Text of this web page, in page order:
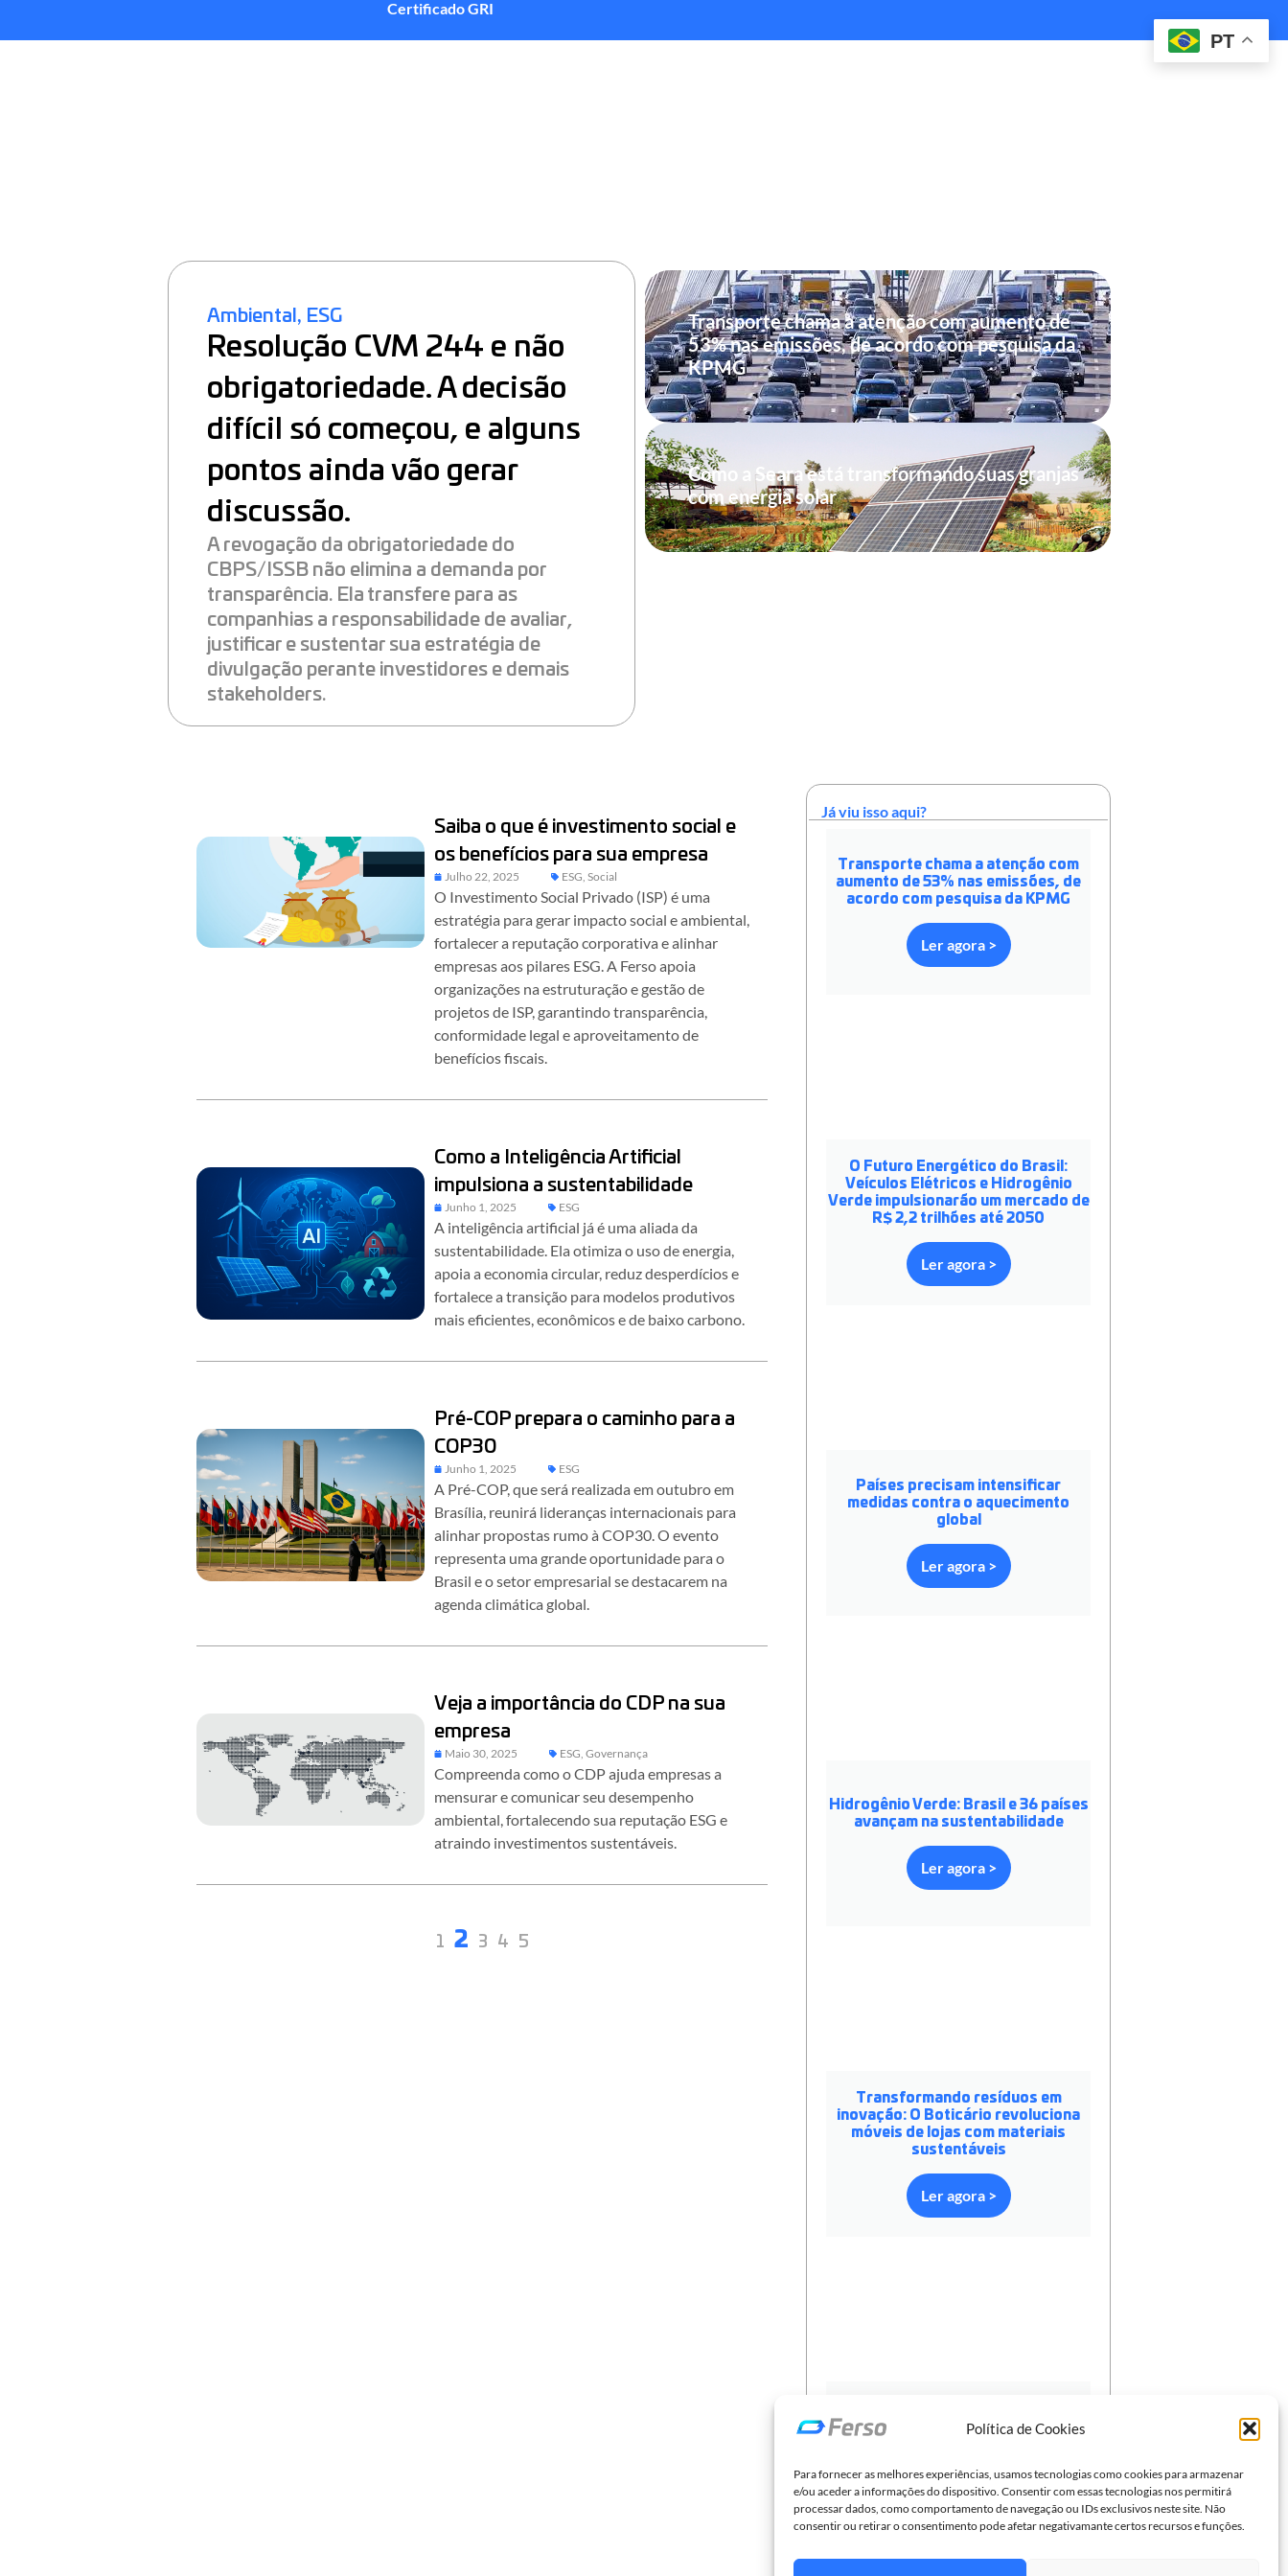
Política de Cookies
Para fornecer as melhores experiências, usamos tecnologias como cookies para armazenar
e/ou aceder a informações do dispositivo. Consentir com essas tecnologias nos permitirá
processar dados, como comportamento de navegação ou IDs exclusivos neste site. Não
consentir ou retirar o consentimento pode afetar negativamante certos recursos e funções.
Certificado GRI
Ambiental , ESG
Resolução CVM 244 e não
obrigatoriedade. A decisão
difícil só começou, e alguns
pontos ainda vão gerar
discussão.
A revogação da obrigatoriedade do
CBPS/ISSB não elimina a demanda por
transparência. Ela transfere para as
companhias a responsabilidade de avaliar,
justificar e sustentar sua estratégia de
divulgação perante investidores e demais
stakeholders.
Transporte chama a atenção com aumento de
53% nas emissões, de acordo com pesquisa da
KPMG
Como a Seara está transformando suas granjas
com energia solar
Saiba o que é investimento social e
os benefícios para sua empresa
Julho 22, 2025 ESG,Social
O Investimento Social Privado (ISP) é uma
estratégia para gerar impacto social e ambiental,
fortalecer a reputação corporativa e alinhar
empresas aos pilares ESG. A Ferso apoia
organizações na estruturação e gestão de
projetos de ISP, garantindo transparência,
conformidade legal e aproveitamento de
benefícios fiscais.
Como a Inteligência Artificial
impulsiona a sustentabilidade
Junho 1, 2025 ESG
A inteligência artificial já é uma aliada da
sustentabilidade. Ela otimiza o uso de energia,
apoia a economia circular, reduz desperdícios e
fortalece a transição para modelos produtivos
mais eficientes, econômicos e de baixo carbono.
Pré-COP prepara o caminho para a
COP30
Junho 1, 2025 ESG
A Pré-COP, que será realizada em outubro em
Brasília, reunirá lideranças internacionais para
alinhar propostas rumo à COP30. O evento
representa uma grande oportunidade para o
Brasil e o setor empresarial se destacarem na
agenda climática global.
Veja a importância do CDP na sua
empresa
Maio 30, 2025 ESG,Governança
Compreenda como o CDP ajuda empresas a
mensurar e comunicar seu desempenho
ambiental, fortalecendo sua reputação ESG e
atraindo investimentos sustentáveis.
1 2 3 4 5
Já viu isso aqui?
Transporte chama a atenção com
aumento de 53% nas emissões, de
acordo com pesquisa da KPMG
Ler agora >
O Futuro Energético do Brasil:
Veículos Elétricos e Hidrogênio
Verde impulsionarão um mercado de
R$ 2,2 trilhões até 2050
Ler agora >
Países precisam intensificar
medidas contra o aquecimento
global
Ler agora >
Hidrogênio Verde: Brasil e 36 países
avançam na sustentabilidade
Ler agora >
Transformando resíduos em
inovação: O Boticário revoluciona
móveis de lojas com materiais
sustentáveis
Ler agora >
Brasil tem grande potencial para
liderar a transição energética
Ler agora >
PT